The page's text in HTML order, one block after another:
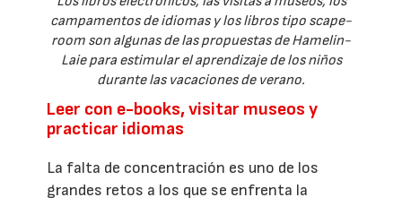
campamentos de idiomas y los libros tipo scape-
room son algunas de las propuestas de Hamelin-
Laie para estimular el aprendizaje de los niños
durante las vacaciones de verano.
Leer con e-books, visitar museos y
practicar idiomas
La falta de concentración es uno de los
grandes retos a los que se enfrenta la